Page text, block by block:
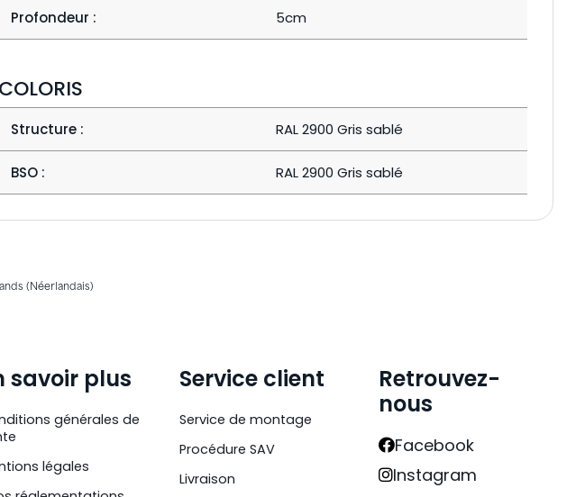
Profondeur : 5cm
COLORIS
Structure : RAL 2900 Gris sablé
BSO : RAL 2900 Gris sablé
( Néerlandais)
savoir plus
générales de
légales
Service client
Service de montage
Procédure SAV
Livraison
Retrouvez-
nous
Facebook
Instagram